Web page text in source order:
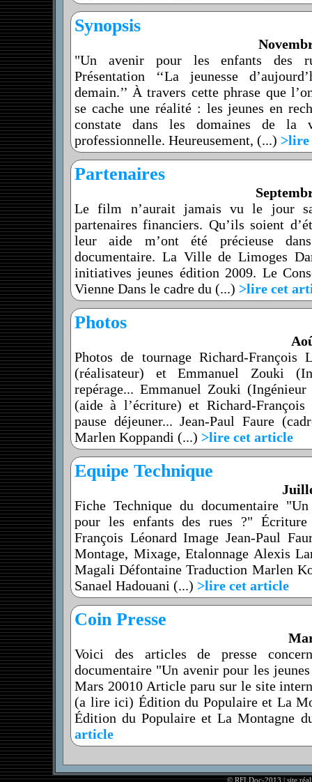
Synopsis
"Un avenir pour les enfants des
Présentation ‘‘La jeunesse
demain.’’ À travers cette phrase que
se cache une réalité : les jeunes en
constate dans les domaines de la
professionnelle. Heureusement, (...) >lire
Partenaires
Le film n’aurait jamais vu le jour
partenaires financiers. Qu’ils soient
leur aide m’ont été précieuse
documentaire. La Ville de Limoges
initiatives jeunes édition 2009. Le
Vienne Dans le cadre du (...) >lire cet
Photos
Photos de tournage Richard-François
(réalisateur) et Emmanuel Zouki
repérage... Emmanuel Zouki
(aide à l’écriture) et Richard-François
pause déjeuner... Jean-Paul Faure
Marlen Koppandi (...) >lire cet article
Equipe Technique
Fiche Technique du documentaire
pour les enfants des rues ?"
François Léonard Image Jean-Paul
Montage, Mixage, Etalonnage Alexis
Magali Défontaine Traduction Marlen
Sanael Hadouani (...) >lire cet article
Coin Presse
Voici des articles de presse
documentaire "Un avenir pour les
Mars 20010 Article paru sur le site
(a lire ici) Édition du Populaire et La
Édition du Populaire et La Montagne
article
© RFLDoc-2013 | site